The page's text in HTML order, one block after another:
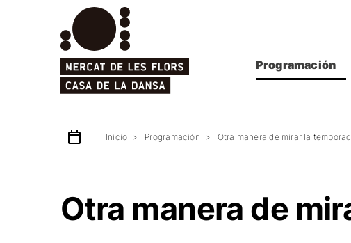
Programación
Inicio Programación Otra manera de mirar la
Otra manera de